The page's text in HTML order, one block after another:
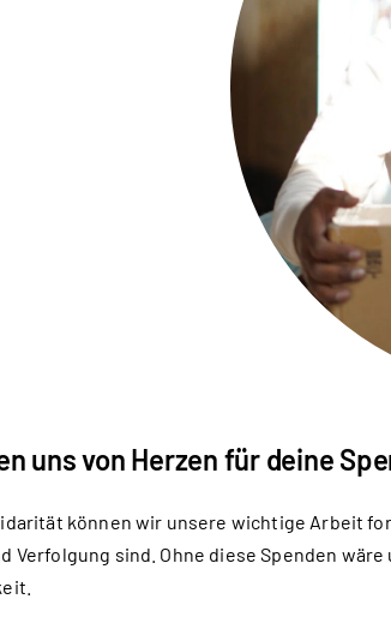
uns von Herzen für deine
können wir unsere wichtige Arbeit
Verfolgung sind. Ohne diese Spenden